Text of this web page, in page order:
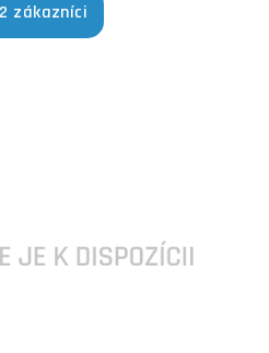
zákazníci